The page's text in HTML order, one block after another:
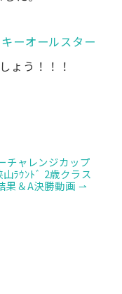
ーオールスター
ょう！！！
チャレンジカップ
ﾗｳﾝﾄﾞ 2歳クラス
果＆A決勝動画 ⇀